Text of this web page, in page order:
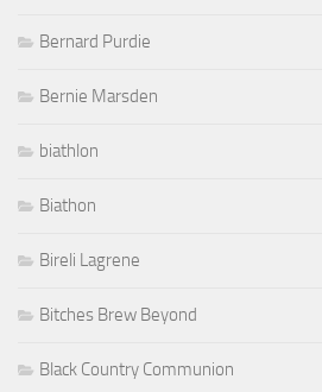
Bernard Purdie
Bernie Marsden
biathlon
Biathon
Bireli Lagrene
Bitches Brew Beyond
Black Country Communion